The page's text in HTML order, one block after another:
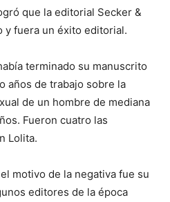
que la editorial Secker &
y fuera un éxito editorial.
terminado su manuscrito
años de trabajo sobre la
de un hombre de mediana
Fueron cuatro las
Lolita.
motivo de la negativa fue su
editores de la época